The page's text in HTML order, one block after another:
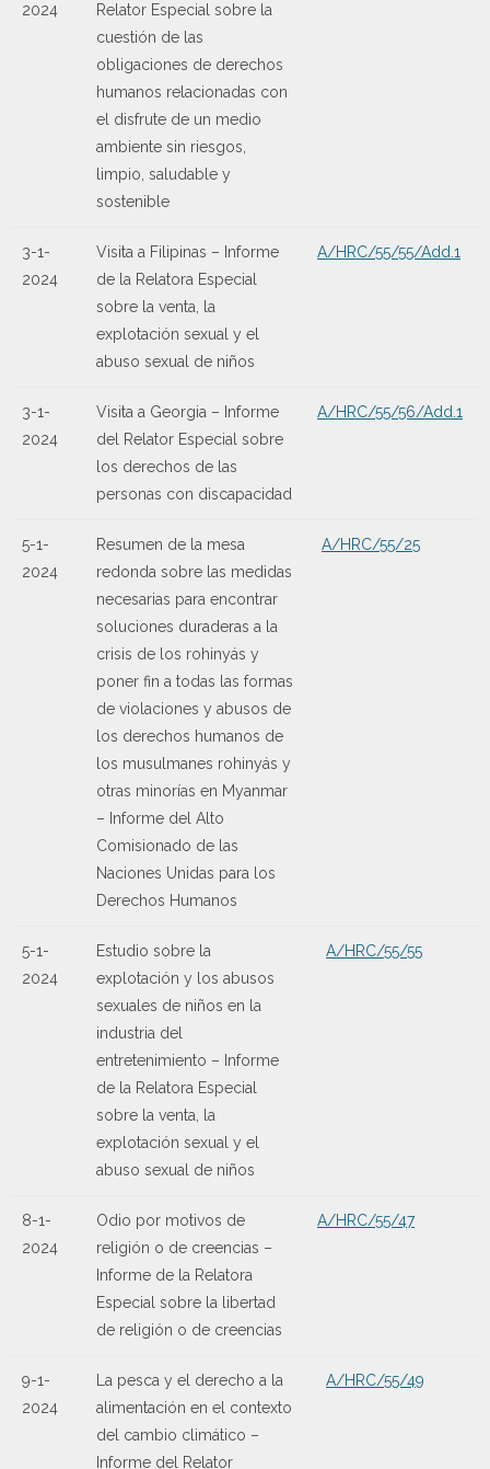
2024
Relator Especial sobre la
cuestión de las
obligaciones de derechos
humanos relacionadas con
el disfrute de un medio
ambiente sin riesgos,
limpio, saludable y
sostenible
3-1-
2024
Visita a Filipinas – Informe
de la Relatora Especial
sobre la venta, la
explotación sexual y el
abuso sexual de niños
A/HRC/55/55/Add.1
3-1-
2024
Visita a Georgia – Informe
del Relator Especial sobre
los derechos de las
personas con discapacidad
A/HRC/55/56/Add.1
5-1-
2024
Resumen de la mesa
redonda sobre las medidas
necesarias para encontrar
soluciones duraderas a la
crisis de los rohinyás y
poner fin a todas las formas
de violaciones y abusos de
los derechos humanos de
los musulmanes rohinyás y
otras minorías en Myanmar
– Informe del Alto
Comisionado de las
Naciones Unidas para los
Derechos Humanos
A/HRC/55/25
5-1-
2024
Estudio sobre la
explotación y los abusos
sexuales de niños en la
industria del
entretenimiento – Informe
de la Relatora Especial
sobre la venta, la
explotación sexual y el
abuso sexual de niños
A/HRC/55/55
8-1-
2024
Odio por motivos de
religión o de creencias –
Informe de la Relatora
Especial sobre la libertad
de religión o de creencias
A/HRC/55/47
9-1-
2024
La pesca y el derecho a la
alimentación en el contexto
del cambio climático –
Informe del Relator
A/HRC/55/49